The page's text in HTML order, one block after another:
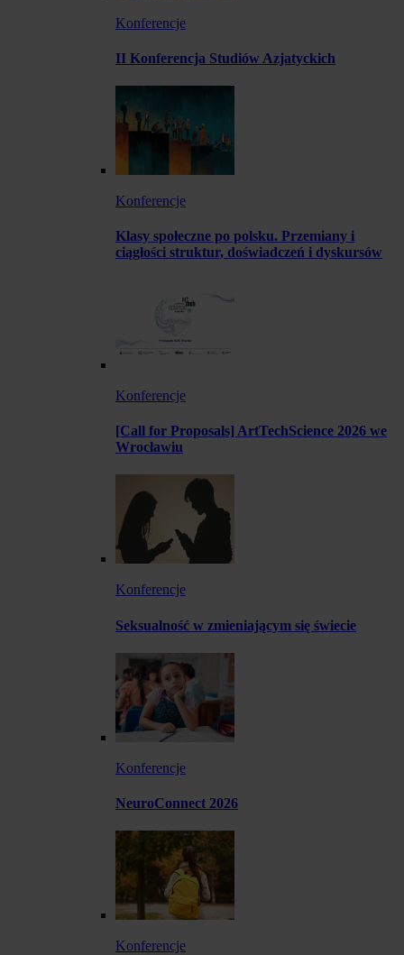
Konferencje
II Konferencja Studiów Azjatyckich
Konferencje
Klasy społeczne po polsku. Przemiany i
ciągłości struktur, doświadczeń i dyskursów
Konferencje
[Call for Proposals] ArtTechScience 2026 we
Wrocławiu
Konferencje
Seksualność w zmieniającym się świecie
Konferencje
NeuroConnect 2026
Konferencje